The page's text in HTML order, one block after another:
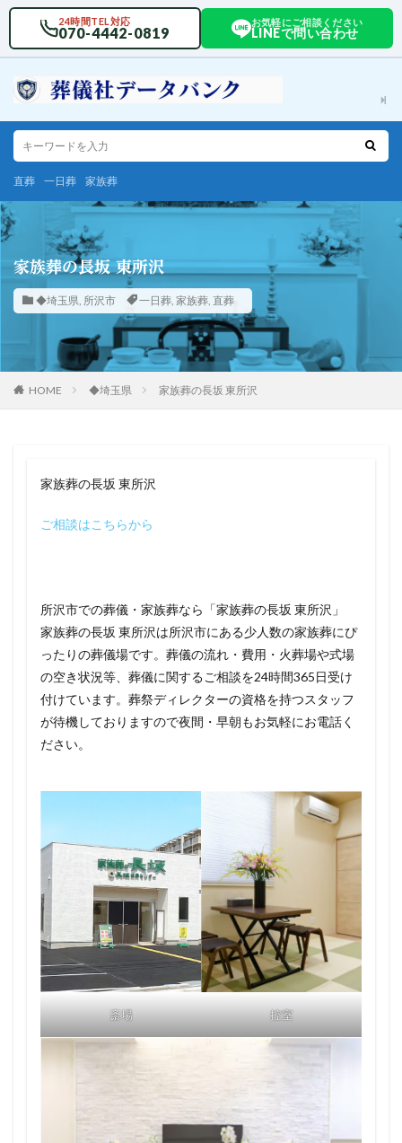
24時間TEL対応
070-4442-0819
お気軽にご相談ください
LINEで問い合わせ
直葬 一日葬 家族葬
家族葬の長坂 東所沢
◆埼玉県, 所沢市 一日葬, 家族葬, 直葬
HOME ◆埼玉県 家族葬の長坂 東所沢
家族葬の長坂 東所沢
ご相談はこちらから
所沢市での葬儀・家族葬なら「家族葬の長坂 東所沢」
家族葬の長坂 東所沢は所沢市にある少人数の家族葬にぴ
ったりの葬儀場です。葬儀の流れ・費用・火葬場や式場
の空き状況等、葬儀に関するご相談を24時間365日受け
付けています。葬祭ディレクターの資格を持つスタッフ
が待機しておりますので夜間・早朝もお気軽にお電話く
ださい。
斎場 控室